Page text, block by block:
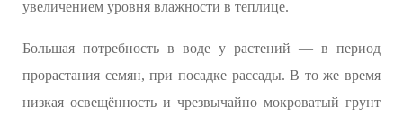
увеличением уровня влажности в теплице.
Большая потребность в воде у растений — в период
прорастания семян, при посадке рассады. В то же время
низкая освещённость и чрезвычайно мокроватый грунт